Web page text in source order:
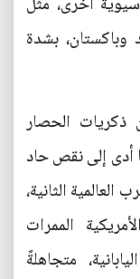
وباكستان، بشدة
ذكريات الحصار
أدى إلى نقص حاد
الثانية،
الممرات
متجاهلةً